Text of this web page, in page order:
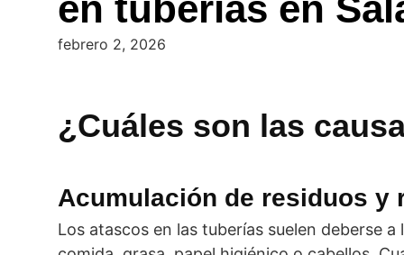
febrero 2, 2026
¿Cuáles son las
Acumulación de residuos y
Los atascos en las tuberías suelen deberse